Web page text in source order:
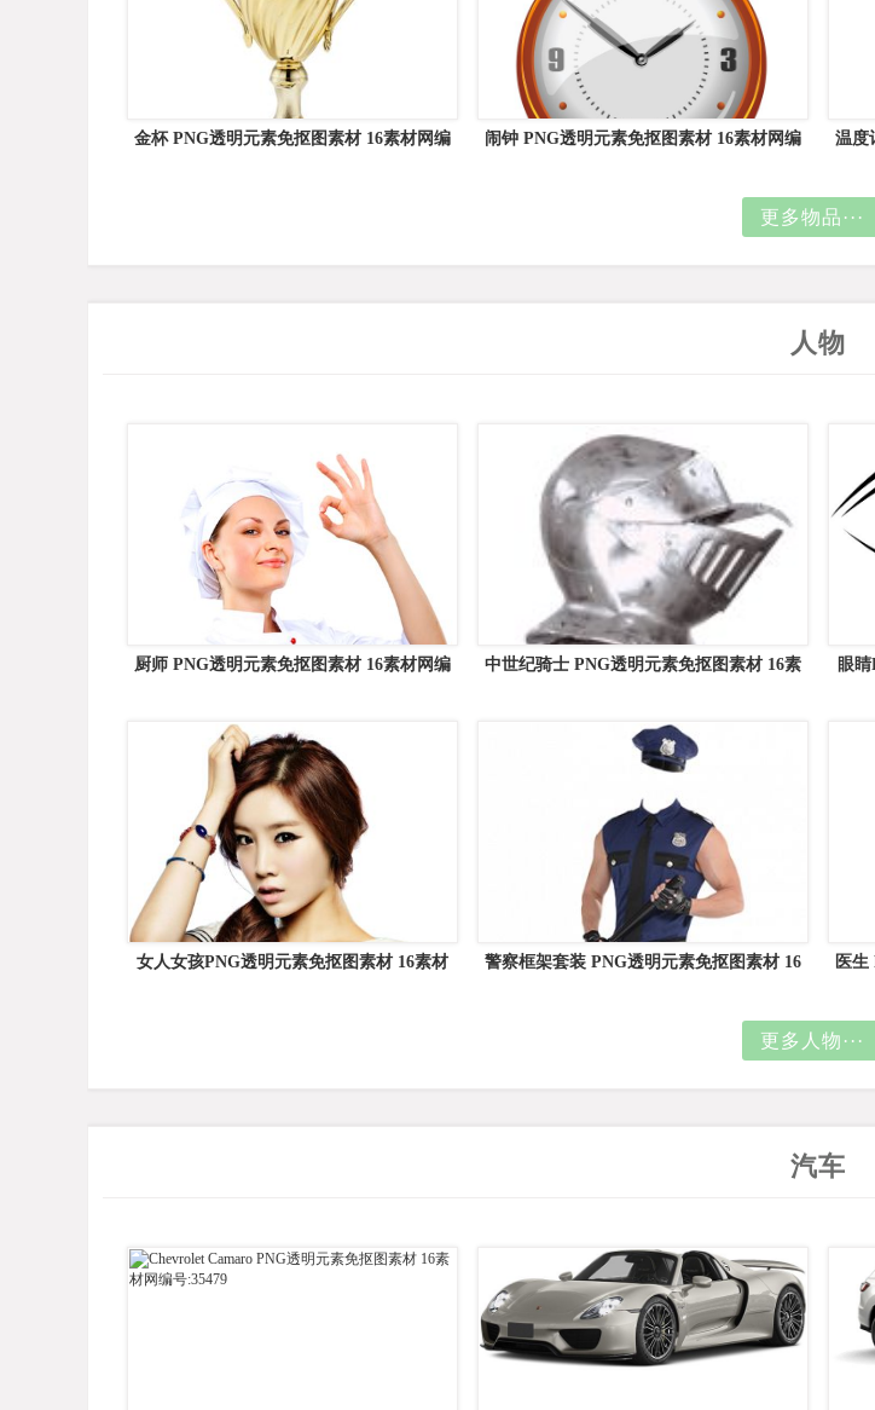
金杯 PNG透明元素免抠图素材 16素材网编
闹钟 PNG透明元素免抠图素材 16素材网编
温度
更多物品···
人物
厨师 PNG透明元素免抠图素材 16素材网编
中世纪骑士 PNG透明元素免抠图素材 16素
眼
女人女孩PNG透明元素免抠图素材 16素材
警察框架套装 PNG透明元素免抠图素材 16
医生
更多人物···
汽车